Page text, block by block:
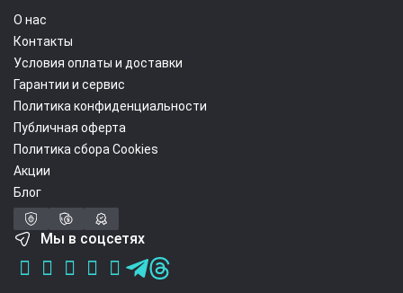
О нас
Контакты
Условия оплаты и доставки
Гарантии и сервис
Политика конфиденциальности
Публичная оферта
Политика сбора Cookies
Акции
Блог
Мы в соцсетях